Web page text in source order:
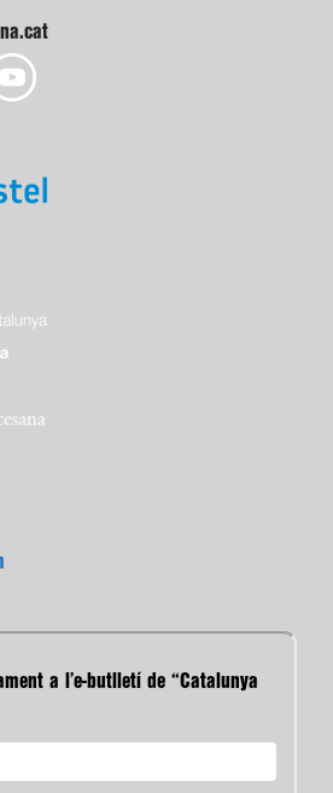
a l’e-butlletí de “Catalunya